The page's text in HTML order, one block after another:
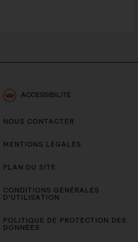
ACCESSIBILITÉ
NOUS CONTACTER
MENTIONS LÉGALES
PLAN DU SITE
CONDITIONS GÉNÉRALES
D’UTILISATION
POLITIQUE DE PROTECTION DES
DONNÉES